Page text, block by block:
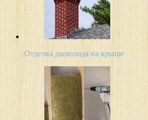
Отделка дымохода на крыше